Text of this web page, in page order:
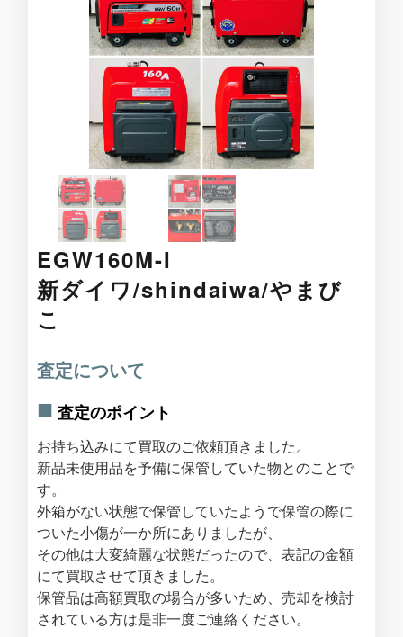
EGW160M-I
新ダイワ/shindaiwa/やまび
こ
査定について
査定のポイント
お持ち込みにて買取のご依頼頂きました。
新品未使用品を予備に保管していた物とのことで
す。
外箱がない状態で保管していたようで保管の際に
ついた小傷が一か所にありましたが、
その他は大変綺麗な状態だったので、表記の金額
にて買取させて頂きました。
保管品は高額買取の場合が多いため、売却を検討
されている方は是非一度ご連絡ください。